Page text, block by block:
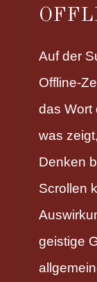
Auf der
Offline-
das Wort
was
Denken
Scrollen
geistige